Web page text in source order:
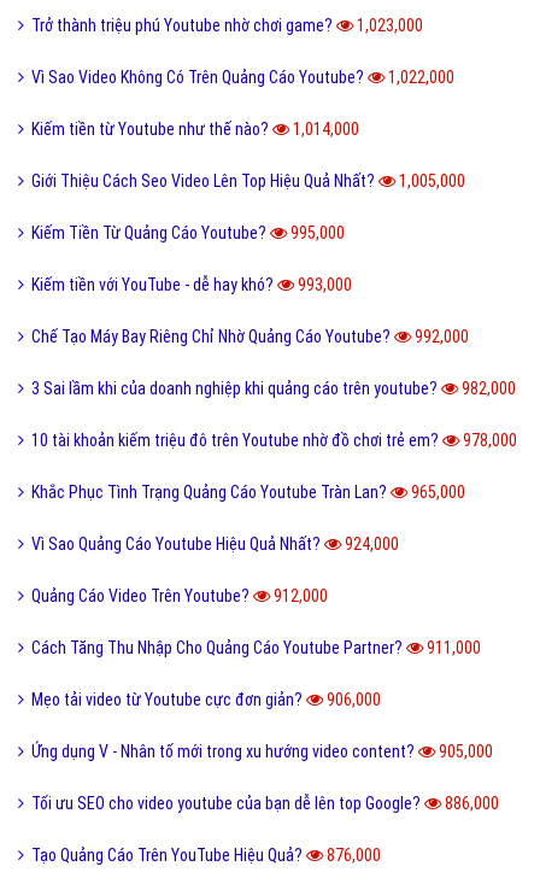
Trở thành triệu phú Youtube nhờ chơi game? 1,023,000
Vì Sao Video Không Có Trên Quảng Cáo Youtube? 1,022,000
Kiếm tiền từ Youtube như thế nào? 1,014,000
Giới Thiệu Cách Seo Video Lên Top Hiệu Quả Nhất? 1,005,000
Kiếm Tiền Từ Quảng Cáo Youtube? 995,000
Kiếm tiền với YouTube - dễ hay khó? 993,000
Chế Tạo Máy Bay Riêng Chỉ Nhờ Quảng Cáo Youtube? 992,000
3 Sai lầm khi của doanh nghiệp khi quảng cáo trên youtube? 982,000
10 tài khoản kiếm triệu đô trên Youtube nhờ đồ chơi trẻ em? 978,000
Khắc Phục Tình Trạng Quảng Cáo Youtube Tràn Lan? 965,000
Vì Sao Quảng Cáo Youtube Hiệu Quả Nhất? 924,000
Quảng Cáo Video Trên Youtube? 912,000
Cách Tăng Thu Nhập Cho Quảng Cáo Youtube Partner? 911,000
Mẹo tải video từ Youtube cực đơn giản? 906,000
Ứng dụng V - Nhân tố mới trong xu hướng video content? 905,000
Tối ưu SEO cho video youtube của bạn dễ lên top Google? 886,000
Tạo Quảng Cáo Trên YouTube Hiệu Quả? 876,000